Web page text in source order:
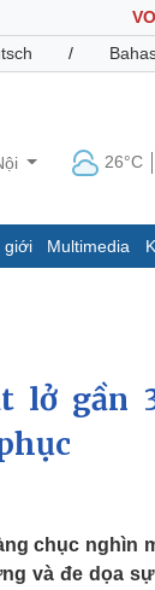
/
26°C
giới Multimedia
VOV
làm
đảo
Nam
tích
lở gần
chục nghìn
và đe dọa